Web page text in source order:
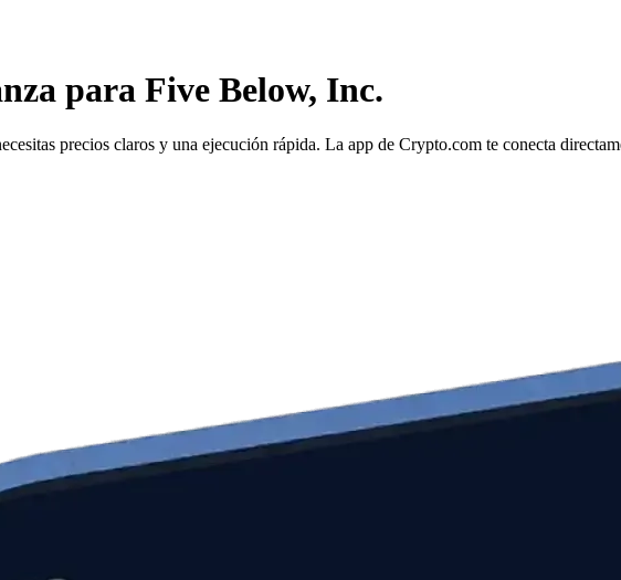
para Five Below, Inc.
precios claros y una ejecución rápida. La app de Crypto.com te conecta